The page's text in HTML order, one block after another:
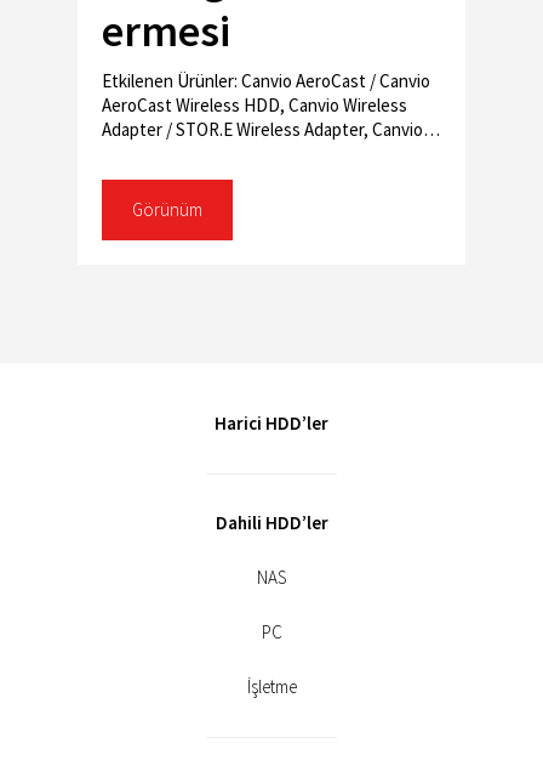
ermesi
Etkilenen Ürünler: Canvio AeroCast / Canvio
AeroCast Wireless HDD, Canvio Wireless
Adapter / STOR.E Wireless Adapter, Canvio
Görünüm
Harici HDD’ler
Dahili HDD’ler
NAS
PC
İşletme